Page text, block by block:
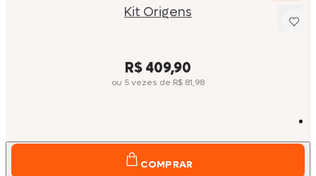
Kit Origens
Price:
R$ 409,90
ou 5vezes de R$ 81,98
COMPRAR